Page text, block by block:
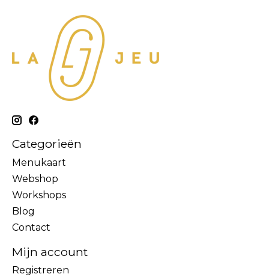
Categorieën
Menukaart
Webshop
Workshops
Blog
Contact
Mijn account
Registreren